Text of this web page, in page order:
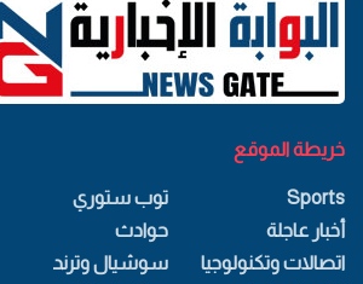
خريطة الموقع
Sports
أخبار عاجلة
اتصالات وتكنولوجيا
توب ستوري
حوادث
سوشيال وترند